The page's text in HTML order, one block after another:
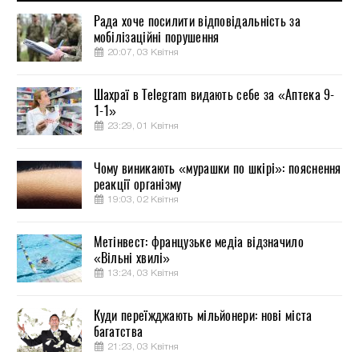
Рада хоче посилити відповідальність за
мобілізаційні порушення
20:07, 03 Квітня
Шахраї в Telegram видають себе за «Аптека 9-
1-1»
23:29, 01 Квітня
Чому виникають «мурашки по шкірі»: пояснення
реакції організму
19:03, 02 Квітня
Метінвест: французьке медіа відзначило
«Вільні хвилі»
13:24, 03 Квітня
Куди переїжджають мільйонери: нові міста
багатства
21:23, 03 Квітня